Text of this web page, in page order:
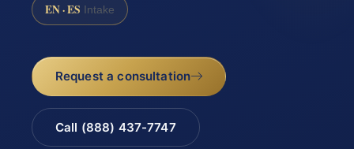
EN · ES Intake
Request a consultation
Call (888) 437-7747